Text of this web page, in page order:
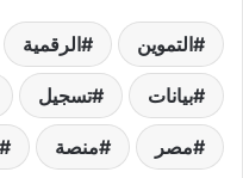
التموين الرقمية
بيانات تسجيل
مصر منصة